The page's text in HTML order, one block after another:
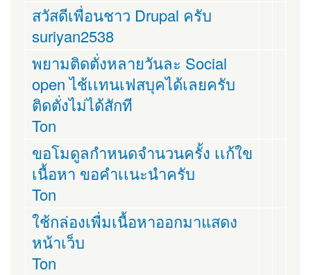
สวัสดีเพื่อนชาว Drupal ครับ
suriyan2538
พยามติดตั่งหลายวันละ Social
open ไช้เเทนเฟสบุคได้เลยครับ
ติดตั่งไม่ได้สักที
Ton
ขอโมดูลกำหนดจำนวนครั้ง เเก้ใข
เนื้อหา ขอคำเเนะนำครับ
Ton
ใช้กล่องเพื่มเนื้อหาออกมาแสดง
หน้าเว็บ
Ton